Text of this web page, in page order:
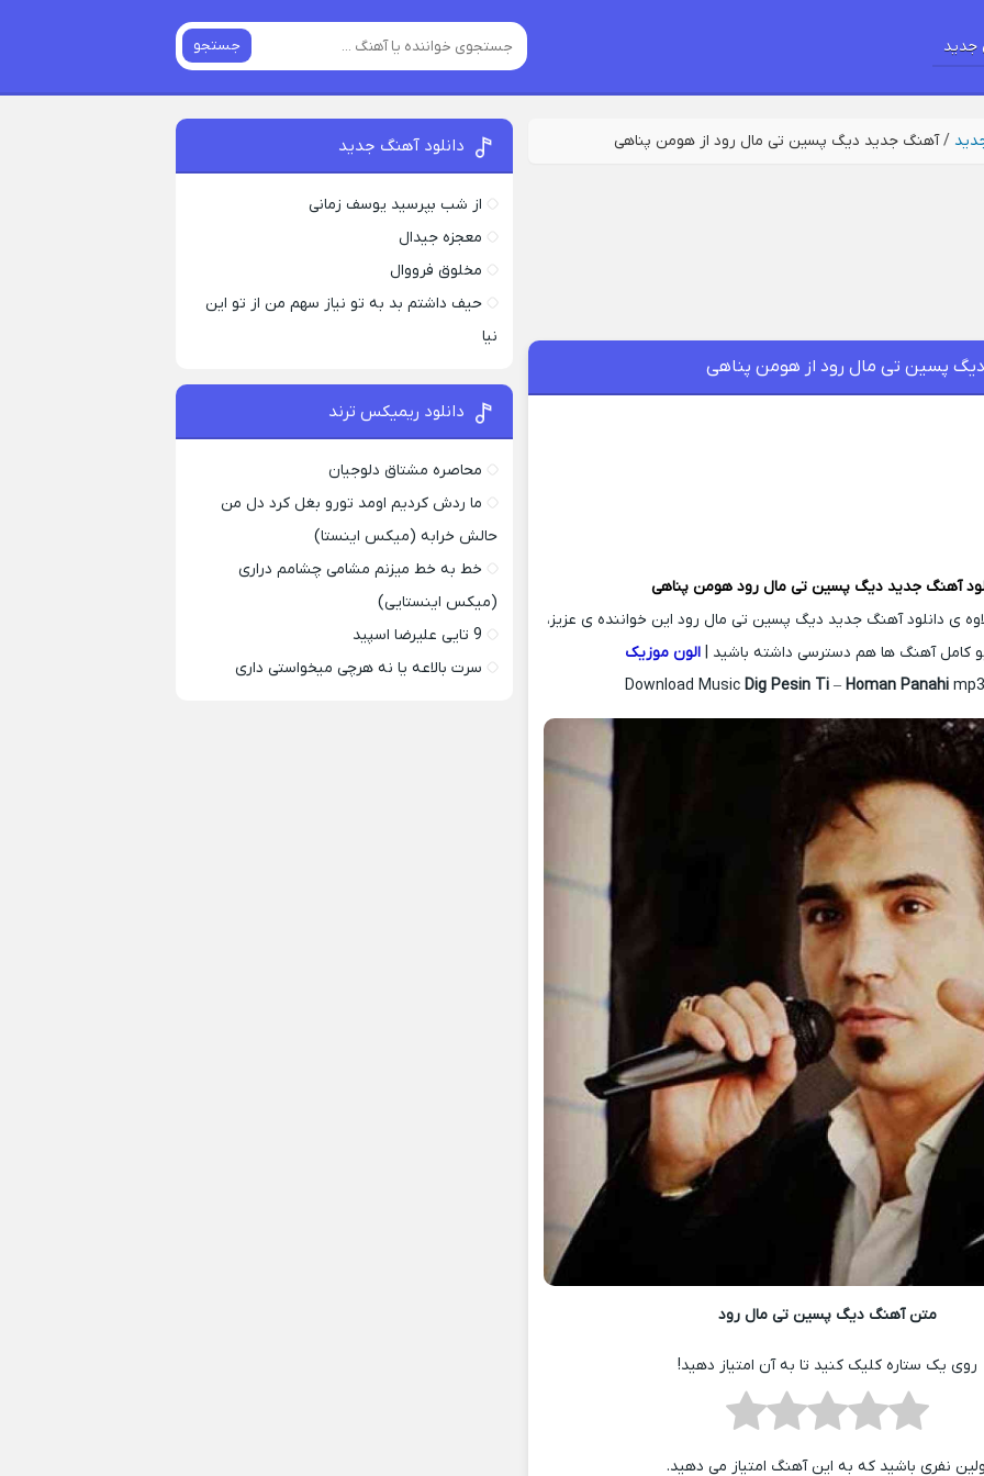
جستجو
/آهنگ جدید دیگ پسین تی مال رود از هومن پناهی
پسین تی مال رود از هومن پناهی
آهنگ جدیددیگ پسین تی مال رود هومن پناهی
ی دانلود آهنگ جدید دیگ پسین تی مال رود این خواننده ی عزیز،
کامل آهنگ ها هم دسترسی داشته باشید |الون موزیک
Download Music Dig Pesin Ti– Homan Panahi
متن آهنگ دیگ پسین تی مال رود
روی یک ستاره کلیک کنید تا به آن امتیاز دهید!
نفری باشید که به این آهنگ امتیاز می دهید.
دانلود آهنگ جدید
از شب بپرسید یوسف زمانی
معجزه جیدال
مخلوق فرووال
حیف داشتم بد به تو نیاز سهم من از تو این
نیا
دانلود ریمیکس ترند
محاصره مشتاق دلوجیان
ما ردش کردیم اومد تورو بغل کرد دل من
حالش خرابه (میکس اینستا)
خط به خط میزنم مشامی چشامم دراری
(میکس اینستایی)
9 تایی علیرضا اسپید
سرت بالاعه یا نه هرچی میخواستی داری